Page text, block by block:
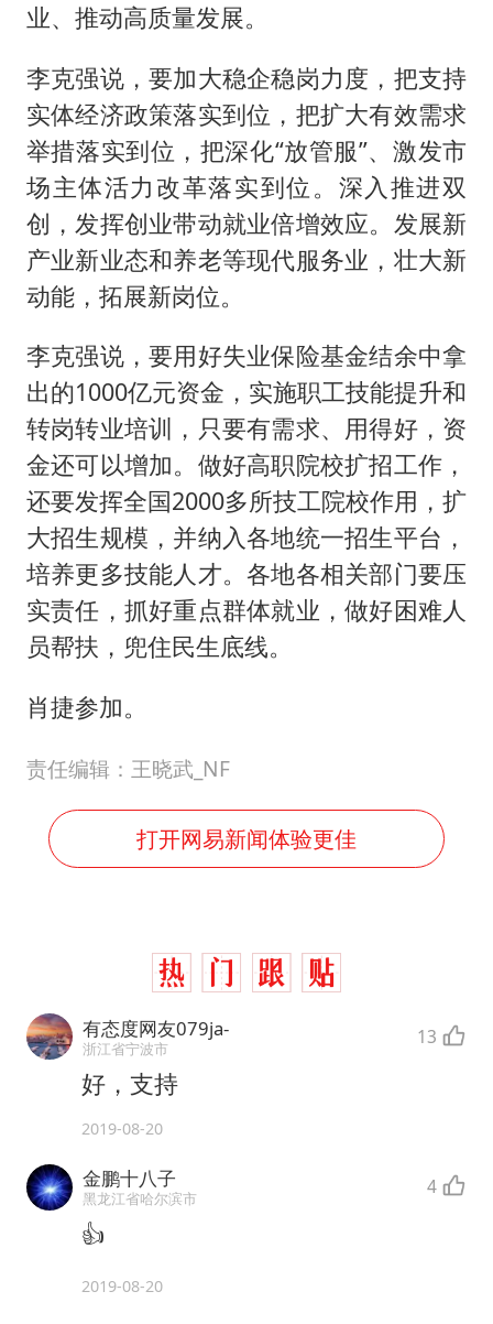
业、推动高质量发展。
李克强说，要加大稳企稳岗力度，把支持
实体经济政策落实到位，把扩大有效需求
举措落实到位，把深化“放管服”、激发市
场主体活力改革落实到位。深入推进双
创，发挥创业带动就业倍增效应。发展新
产业新业态和养老等现代服务业，壮大新
动能，拓展新岗位。
李克强说，要用好失业保险基金结余中拿
出的1000亿元资金，实施职工技能提升和
转岗转业培训，只要有需求、用得好，资
金还可以增加。做好高职院校扩招工作，
还要发挥全国2000多所技工院校作用，扩
大招生规模，并纳入各地统一招生平台，
培养更多技能人才。各地各相关部门要压
实责任，抓好重点群体就业，做好困难人
员帮扶，兜住民生底线。
肖捷参加。
责任编辑：王晓武_NF
打开网易新闻体验更佳
有态度网友079ja-
浙江省宁波市 13
好，支持
2019-08-20
金鹏十八子
黑龙江省哈尔滨市 4
👍
2019-08-20